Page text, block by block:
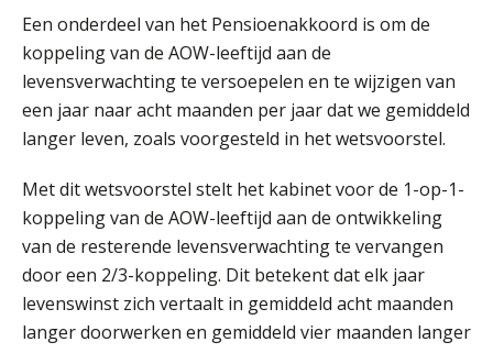
Een onderdeel van het Pensioenakkoord is om de
koppeling van de AOW-leeftijd aan de
levensverwachting te versoepelen en te wijzigen van
een jaar naar acht maanden per jaar dat we gemiddeld
langer leven, zoals voorgesteld in het wetsvoorstel.
Met dit wetsvoorstel stelt het kabinet voor de 1-op-1-
koppeling van de AOW-leeftijd aan de ontwikkeling
van de resterende levensverwachting te vervangen
door een 2/3-koppeling. Dit betekent dat elk jaar
levenswinst zich vertaalt in gemiddeld acht maanden
langer doorwerken en gemiddeld vier maanden langer
20
AUG
Module Loonheffingen PDL
Markus Verbeek Praehep
24
AUG
Module Loonheffingen VPS
Markus Verbeek Praehep
24
AUG
Summercourse Update loonheffingen en arbeidsrecht
MOCuitgevers
25
AUG
Summercourse: Kiezen en loslaten & een mindset die kansen ziet en vertrouwen geeft
MOCuitgevers